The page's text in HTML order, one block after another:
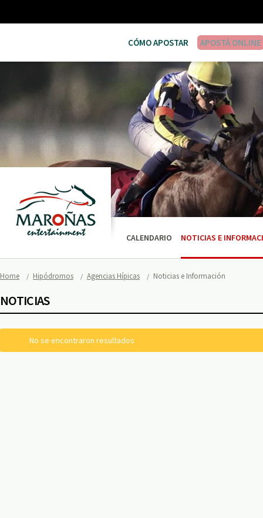
CÓMO APOSTAR APOSTÁ ONLINE
CALENDARIO NOTICIAS E
Home Hipódromos Agencias Hípicas Noticias e Información
NOTICIAS
No se encontraron resultados